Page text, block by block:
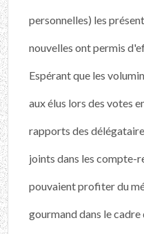
personnelles) les
nouvelles ont permis
Espérant que les
aux élus lors des votes
rapports des
joints dans les compte-
pouvaient profiter du
gourmand dans le